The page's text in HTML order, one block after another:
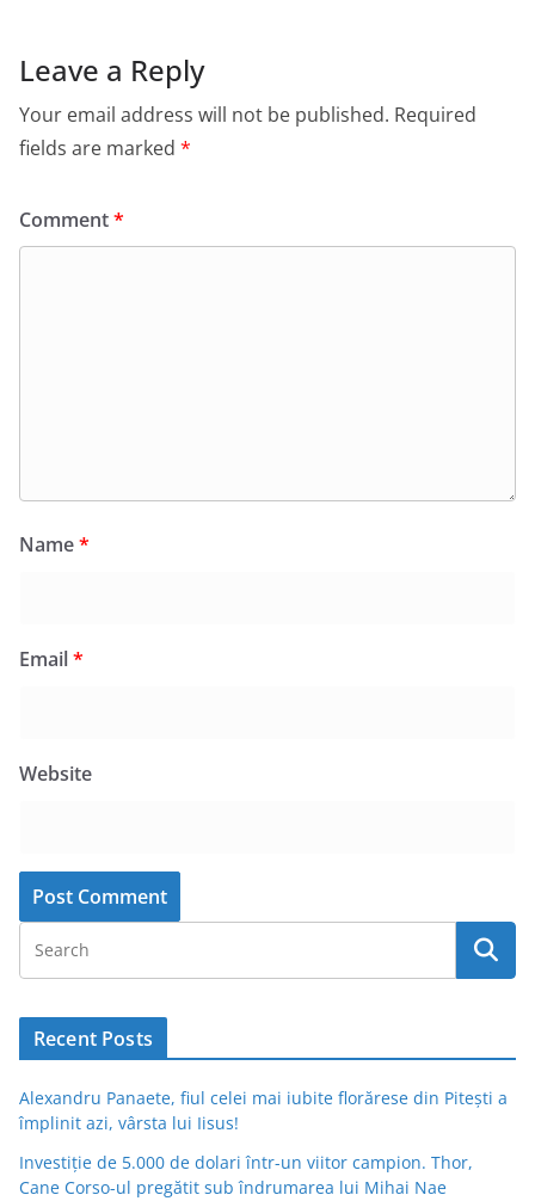
Leave a Reply
Your email address will not be published. Required
fields are marked *
Comment*
Name*
Email*
Website
Recent Posts
Alexandru Panaete, fiul celei mai iubite florărese din Pitești a
împlinit azi, vârsta lui Iisus!
Investiție de 5.000 de dolari într-un viitor campion. Thor,
Cane Corso-ul pregătit sub îndrumarea lui Mihai Nae